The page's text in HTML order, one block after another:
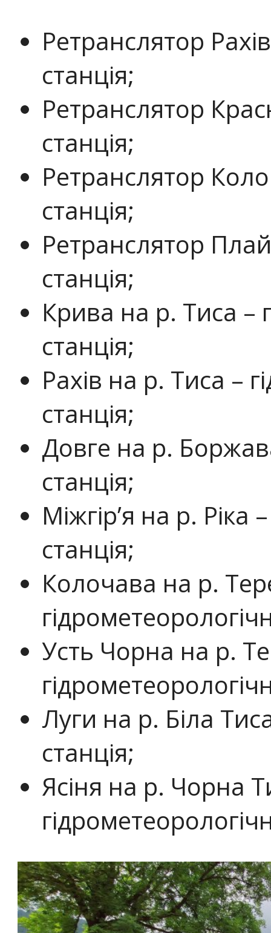
Ретранслятор
станція;
Ретранслятор
станція;
Ретранслятор
станція;
Ретранслятор
станція;
Крива на р. Тиса –
станція;
Рахів на р. Тиса –
станція;
Довге на р.
станція;
Міжгір’я на р. Ріка
станція;
Колочава на р.
Усть Чорна на р.
Луги на р. Біла
станція;
Ясіня на р. Чорна